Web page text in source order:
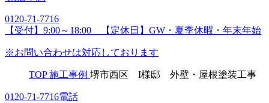
0120-71-7716
【受付】9:00～18:00 【定休日】GW・夏季休暇・年末年始
※お問い合わせは対応しております
TOP 施工事例 堺市西区 I様邸 外壁・屋根塗装工事
0120-71-7716電話